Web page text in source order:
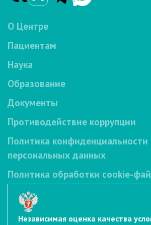
О Центре
Пациентам
Наука
Образование
Документы
Противодействие коррупции
Политика конфиденциальности
персональных данных
Политика обработки cookie-
Независимая оценка качества